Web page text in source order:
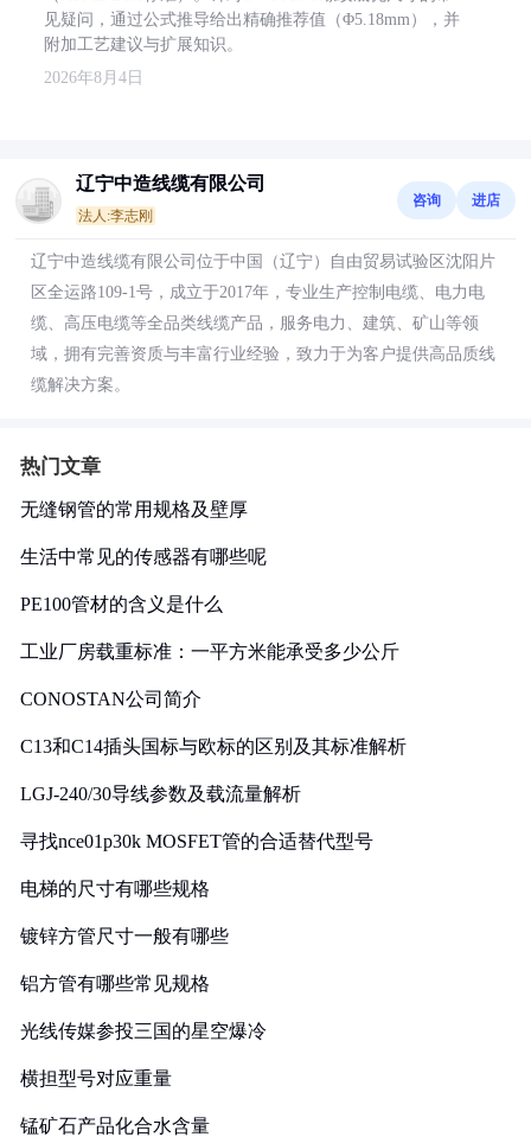
见疑问，通过公式推导给出精确推荐值（Φ5.18mm），并
附加工艺建议与扩展知识。
2026年8月4日
辽宁中造线缆有限公司
法人:李志刚
咨询 进店
辽宁中造线缆有限公司位于中国（辽宁）自由贸易试验区沈阳片
区全运路109-1号，成立于2017年，专业生产控制电缆、电力电
缆、高压电缆等全品类线缆产品，服务电力、建筑、矿山等领
域，拥有完善资质与丰富行业经验，致力于为客户提供高品质线
缆解决方案。
热门文章
无缝钢管的常用规格及壁厚
生活中常见的传感器有哪些呢
PE100管材的含义是什么
工业厂房载重标准：一平方米能承受多少公斤
CONOSTAN公司简介
C13和C14插头国标与欧标的区别及其标准解析
LGJ-240/30导线参数及载流量解析
寻找nce01p30k MOSFET管的合适替代型号
电梯的尺寸有哪些规格
镀锌方管尺寸一般有哪些
铝方管有哪些常见规格
光线传媒参投三国的星空爆冷
横担型号对应重量
锰矿石产品化合水含量